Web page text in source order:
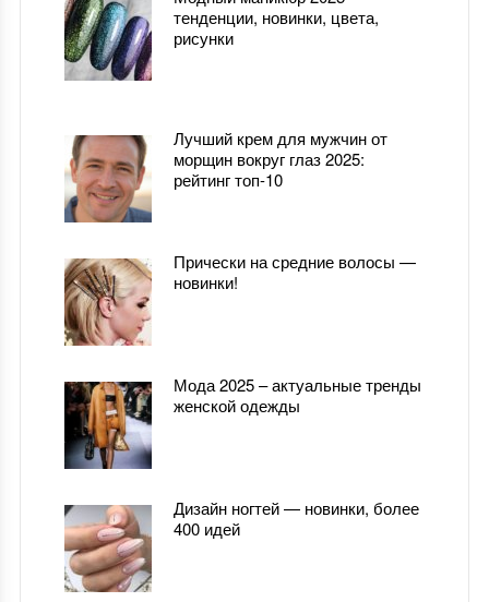
тенденции, новинки, цвета,
рисунки
Лучший крем для мужчин от
морщин вокруг глаз 2025:
рейтинг топ-10
Прически на средние волосы —
новинки!
Мода 2025 – актуальные тренды
женской одежды
Дизайн ногтей — новинки, более
400 идей